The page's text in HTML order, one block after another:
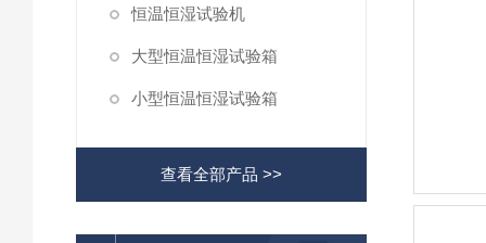
恒温恒湿试验机
大型恒温恒湿试验箱
小型恒温恒湿试验箱
查看全部产品 >>